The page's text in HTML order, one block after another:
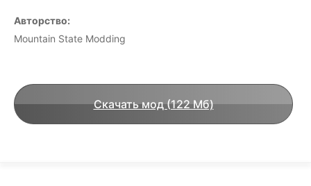
Авторство:
Mountain State Modding
Скачать мод (122 Мб)